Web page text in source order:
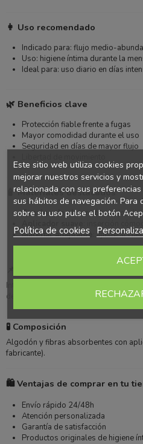
👩 Uso recomendado
Indicado para: flujo medio-
Uso: higiene íntima durante la
Ideal para: uso diario en días
🌿 Beneficios clave
Protección fiable frente a fugas
Mayor comodidad durante el uso
Seguridad en días de mayor flujo
🧴 Materiales destacados
Canales de absorción: mejor
Aplicador suave
Material adaptable
: ajuste al
Introducir el tampón con ayuda del
del envase. Cambiar cada 4-8 horas
🧪 Composición
Algodón y fibras absorbentes con
fabricante).
🛍️ Ventajas de comprar en tu
Envío rápido 24/48h
Atención personalizada
Garantía de satisfacción
Productos originales de higiene
Este sitio web utiliza cookies
mejorar nuestros servicios y
relacionada con sus
sus hábitos de navegación. Para
sobre su uso pulse el botón
Política de cookies